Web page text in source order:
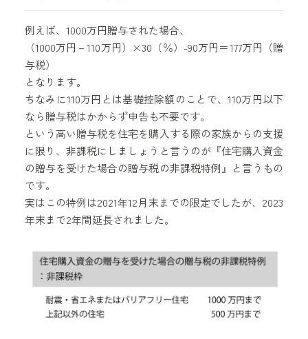
例えば、1000万円贈与された場合、
（1000万円－110万円）×30（％）-90万円＝177万円（贈
与税）
となります。
ちなみに110万円とは基礎控除額のことで、110万円以下
なら贈与税はかからず申告も不要です。
という高い贈与税を住宅を購入する際の家族からの支援
に限り、非課税にしましょうと言うのが『住宅購入資金
の贈与を受けた場合の贈与税の非課税特例』と言うもの
です。
実はこの特例は2021年12月末までの限定でしたが、2023
年末まで2年間延長されました。